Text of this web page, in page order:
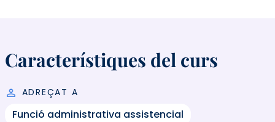
Característiques del curs
ADREÇAT A
Funció administrativa assistencial